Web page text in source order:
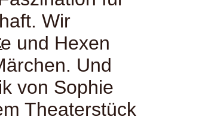
Wir
und Hexen
Und
von Sophie
Theaterstück